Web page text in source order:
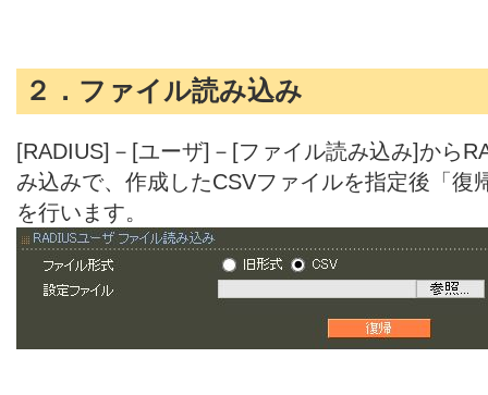
２．ファイル読み込み
[RADIUS]－[ユーザ]－[ファイル読み込み]から
み込みで、作成したCSVファイルを指定後「復
を行います。